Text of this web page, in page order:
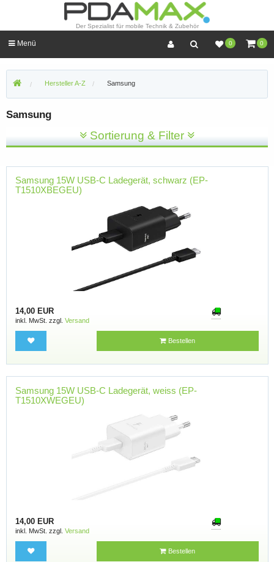
Der Spezialist für mobile Technik & Zubehör
0 0
Menü
Hersteller A-Z Samsung
Samsung
Sortierung & Filter
Samsung 15W USB-C Ladegerät, schwarz (EP-
T1510XBEGEU)
14,00 EUR
inkl. MwSt. zzgl. Versand
Bestellen
Samsung 15W USB-C Ladegerät, weiss (EP-
T1510XWEGEU)
14,00 EUR
inkl. MwSt. zzgl. Versand
Bestellen